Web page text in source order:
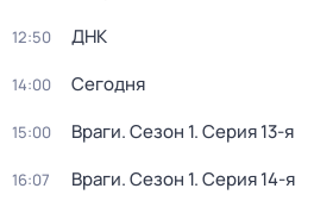
12:50 ДНК
14:00 Сегодня
15:00 Враги. Сезон 1. Серия 13-я
16:07 Враги. Сезон 1. Серия 14-я